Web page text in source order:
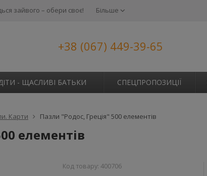
зайвого – обери своє! Більше
+38 (067) 449-39-65
- ЩАСЛИВІ БАТЬКИ СПЕЦПРОПОЗИЦІЇ
Карти Пазли "Родос, Греція" 500 елементів
елементів
Код товару: 400706